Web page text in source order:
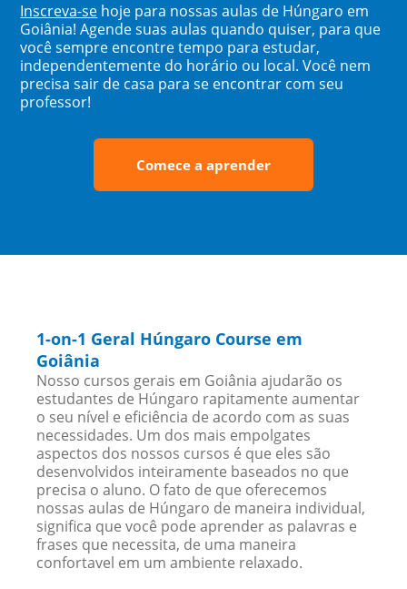
Inscreva-se hoje para nossas aulas de Húngaro em
Goiânia! Agende suas aulas quando quiser, para que
você sempre encontre tempo para estudar,
independentemente do horário ou local. Você nem
precisa sair de casa para se encontrar com seu
professor!
Comece a aprender
1-on-1 Geral Húngaro Course em
Goiânia
Nosso cursos gerais em Goiânia ajudarão os
estudantes de Húngaro rapitamente aumentar
o seu nível e eficiência de acordo com as suas
necessidades. Um dos mais empolgates
aspectos dos nossos cursos é que eles são
desenvolvidos inteiramente baseados no que
precisa o aluno. O fato de que oferecemos
nossas aulas de Húngaro de maneira individual,
significa que você pode aprender as palavras e
frases que necessita, de uma maneira
confortavel em um ambiente relaxado.